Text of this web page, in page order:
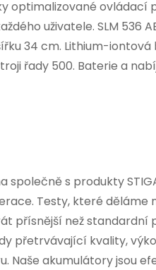
optimalizované ovládací
uživatele. SLM 536
34 cm. Lithium-iontová
řady 500. Baterie a
s produkty
Testy, které děláme
přísnější než standardní
přetrvávající kvality,
Naše akumulátory jsou